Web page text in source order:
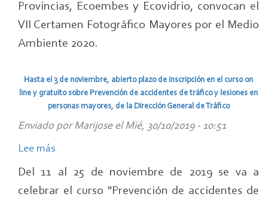
Ambiente"
2020
Provincias, Ecoembes y Ecovidrio, convocan el
VII Certamen Fotográfico Mayores por el Medio
Ambiente 2020.
Hasta el 3 de noviembre, abierto plazo de inscripción en el curso on
line y gratuito sobre Prevención de accidentes de tráfico y lesiones en
personas mayores, de la Dirección General de Tráfico
Enviado porMarijoseelMié, 30/10/2019 - 10:51
Lee más
Hasta
Del 11 al 25 de noviembre de 2019 se va a
celebrar el curso "Prevención de accidentes de